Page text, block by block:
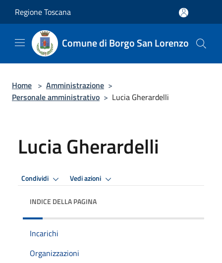
Regione Toscana
Comune di Borgo San Lorenzo
Home > Amministrazione >
Personale amministrativo > Lucia Gherardelli
Lucia Gherardelli
Condividi Vedi azioni
INDICE DELLA PAGINA
Incarichi
Organizzazioni